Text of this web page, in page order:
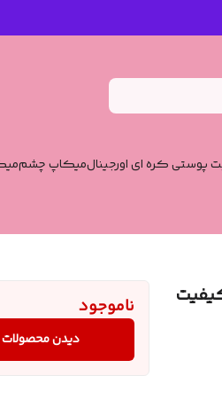
پوستی کره ای اورجینالمیکاپ چشم
ناموجود
دیدن محصولات